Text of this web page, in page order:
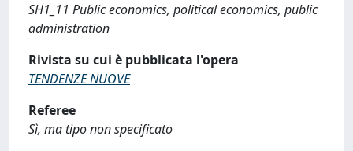
SH1_11 Public economics, political economics, public
administration
Rivista su cui è pubblicata l'opera
TENDENZE NUOVE
Referee
Sì, ma tipo non specificato